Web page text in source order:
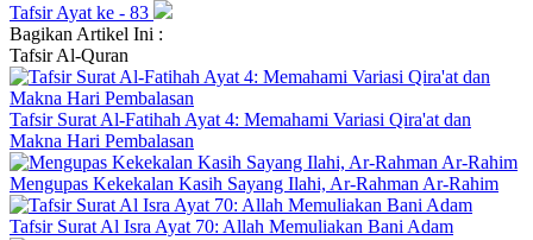
Tafsir Ayat ke - 83
Bagikan Artikel Ini :
TafsirAl-Quran
Tafsir Surat Al-Fatihah Ayat 4: Memahami Variasi Qira'at dan
Makna Hari Pembalasan
Mengupas Kekekalan Kasih Sayang Ilahi, Ar-Rahman Ar-Rahim
Tafsir Surat Al Isra Ayat 70: Allah Memuliakan Bani Adam